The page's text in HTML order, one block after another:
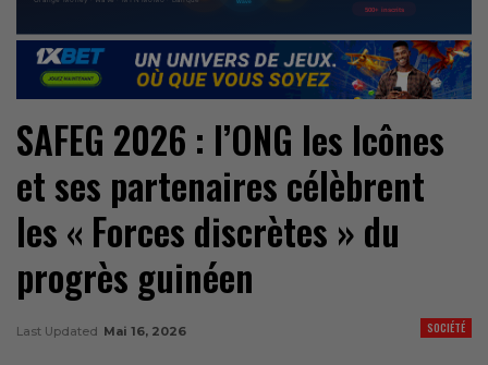
SAFEG 2026 : l’ONG les Icônes
et ses partenaires célèbrent
les « Forces discrètes » du
progrès guinéen
SOCIÉTÉ
Last Updated Mai 16, 2026